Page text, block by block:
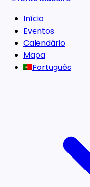
Início
Eventos
Calendário
Mapa
Português